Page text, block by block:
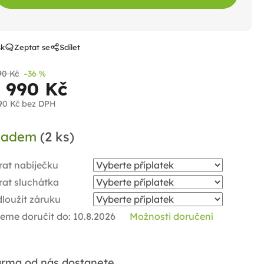
Kč –36 %
990 Kč
Kč bez DPH
(2 ks)
nabíječku
sluchátka
záruku
doručit do: 10.8.2026 Možnosti doručení
Zeptat se Sdílet